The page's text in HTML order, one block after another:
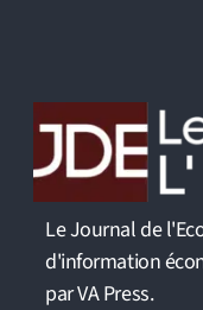
Le Journal de
d'information
par VA Press.